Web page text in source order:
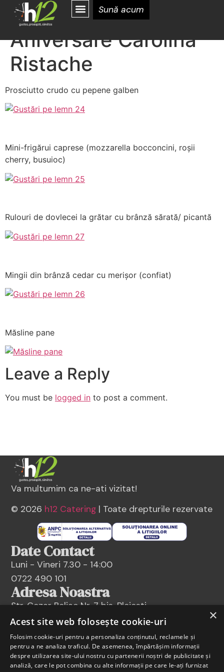
Sună acum
Eveniment –
Aniversare Carolina
Ristache
Prosciutto crudo cu pepene galben
Mini-frigărui caprese (mozzarella bocconcini, roșii
cherry, busuioc)
Rulouri de dovlecei la grătar cu brânză sărată/ picantă
Mingii din brânză cedar cu merișor (confiat)
Măsline pane
Leave a Reply
You must be logged in to post a comment.
Va multumim ca ne-ati vizitat!
© 2026 h12 Catering | Toate drepturile rezervate
Date Contact
Luni - Vineri 7.30 - 14:00
0722 490 101
Adresa Noastra
Str. Cezar Boliac Nr. 7 bis, Ploiesti
Informatii
Contact
Social media
Valori nutritionale
×
Acest site web folosește cookie-uri
Folosim cookie-uri pentru a personaliza conținutul, reclamele și
pentru a ne analiza traficul. De asemenea, împărtășim informații
despre utilizarea site-ului nostru cu partenerii noștri de publicitate și
analiză, care le pot combina cu alte informații pe care le-ați furnizat